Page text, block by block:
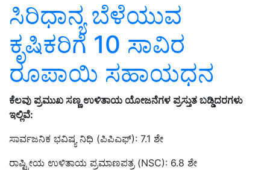
ಸಿರಿಧಾನ್ಯ ಬೆಳೆಯುವ
ಕೃಷಿಕರಿಗೆ 10 ಸಾವಿರ
ರೂಪಾಯಿ ಸಹಾಯಧನ
ಕೆಲವು ಪ್ರಮುಖ ಸಣ್ಣ ಉಳಿತಾಯ ಯೋಜನೆಗಳ ಪ್ರಸ್ತುತ ಬಡ್ಡಿದರಗಳು
ಇಲ್ಲಿವೆ:
ಸಾರ್ವಜನಿಕ ಭವಿಷ್ಯ ನಿಧಿ (ಪಿಪಿಎಫ್): 7.1 ಶೇ
ರಾಷ್ಟ್ರೀಯ ಉಳಿತಾಯ ಪ್ರಮಾಣಪತ್ರ (NSC): 6.8 ಶೇ